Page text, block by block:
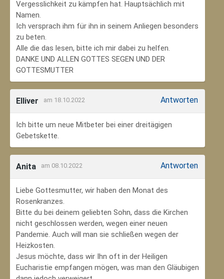
Vergesslichkeit zu kämpfen hat. Hauptsächlich mit
Namen.
Ich versprach ihm für ihn in seinem Anliegen besonders
zu beten.
Alle die das lesen, bitte ich mir dabei zu helfen.
DANKE UND ALLEN GOTTES SEGEN UND DER
GOTTESMUTTER
Elliver am 18.10.2022 Antworten
Ich bitte um neue Mitbeter bei einer dreitägigen
Gebetskette.
Anita am 08.10.2022 Antworten
Liebe Gottesmutter, wir haben den Monat des
Rosenkranzes.
Bitte du bei deinem geliebten Sohn, dass die Kirchen
nicht geschlossen werden, wegen einer neuen
Pandemie. Auch will man sie schließen wegen der
Heizkosten.
Jesus möchte, dass wir Ihn oft in der Heiligen
Eucharistie empfangen mögen, was man den Gläubigen